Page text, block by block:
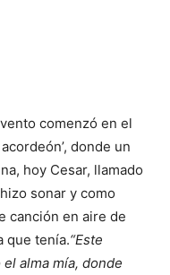
comenzó en el
donde un
hoy Cesar, llamado
sonar y como
canción en aire de
que tenía.“Este
alma mía, donde